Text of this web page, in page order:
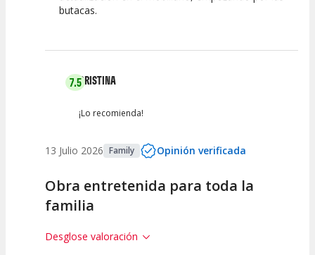
butacas.
7.5CRISTINA
¡Lo recomienda!
13 Julio 2026 Family Opinión verificada
Obra entretenida para toda la
familia
Desglose valoración